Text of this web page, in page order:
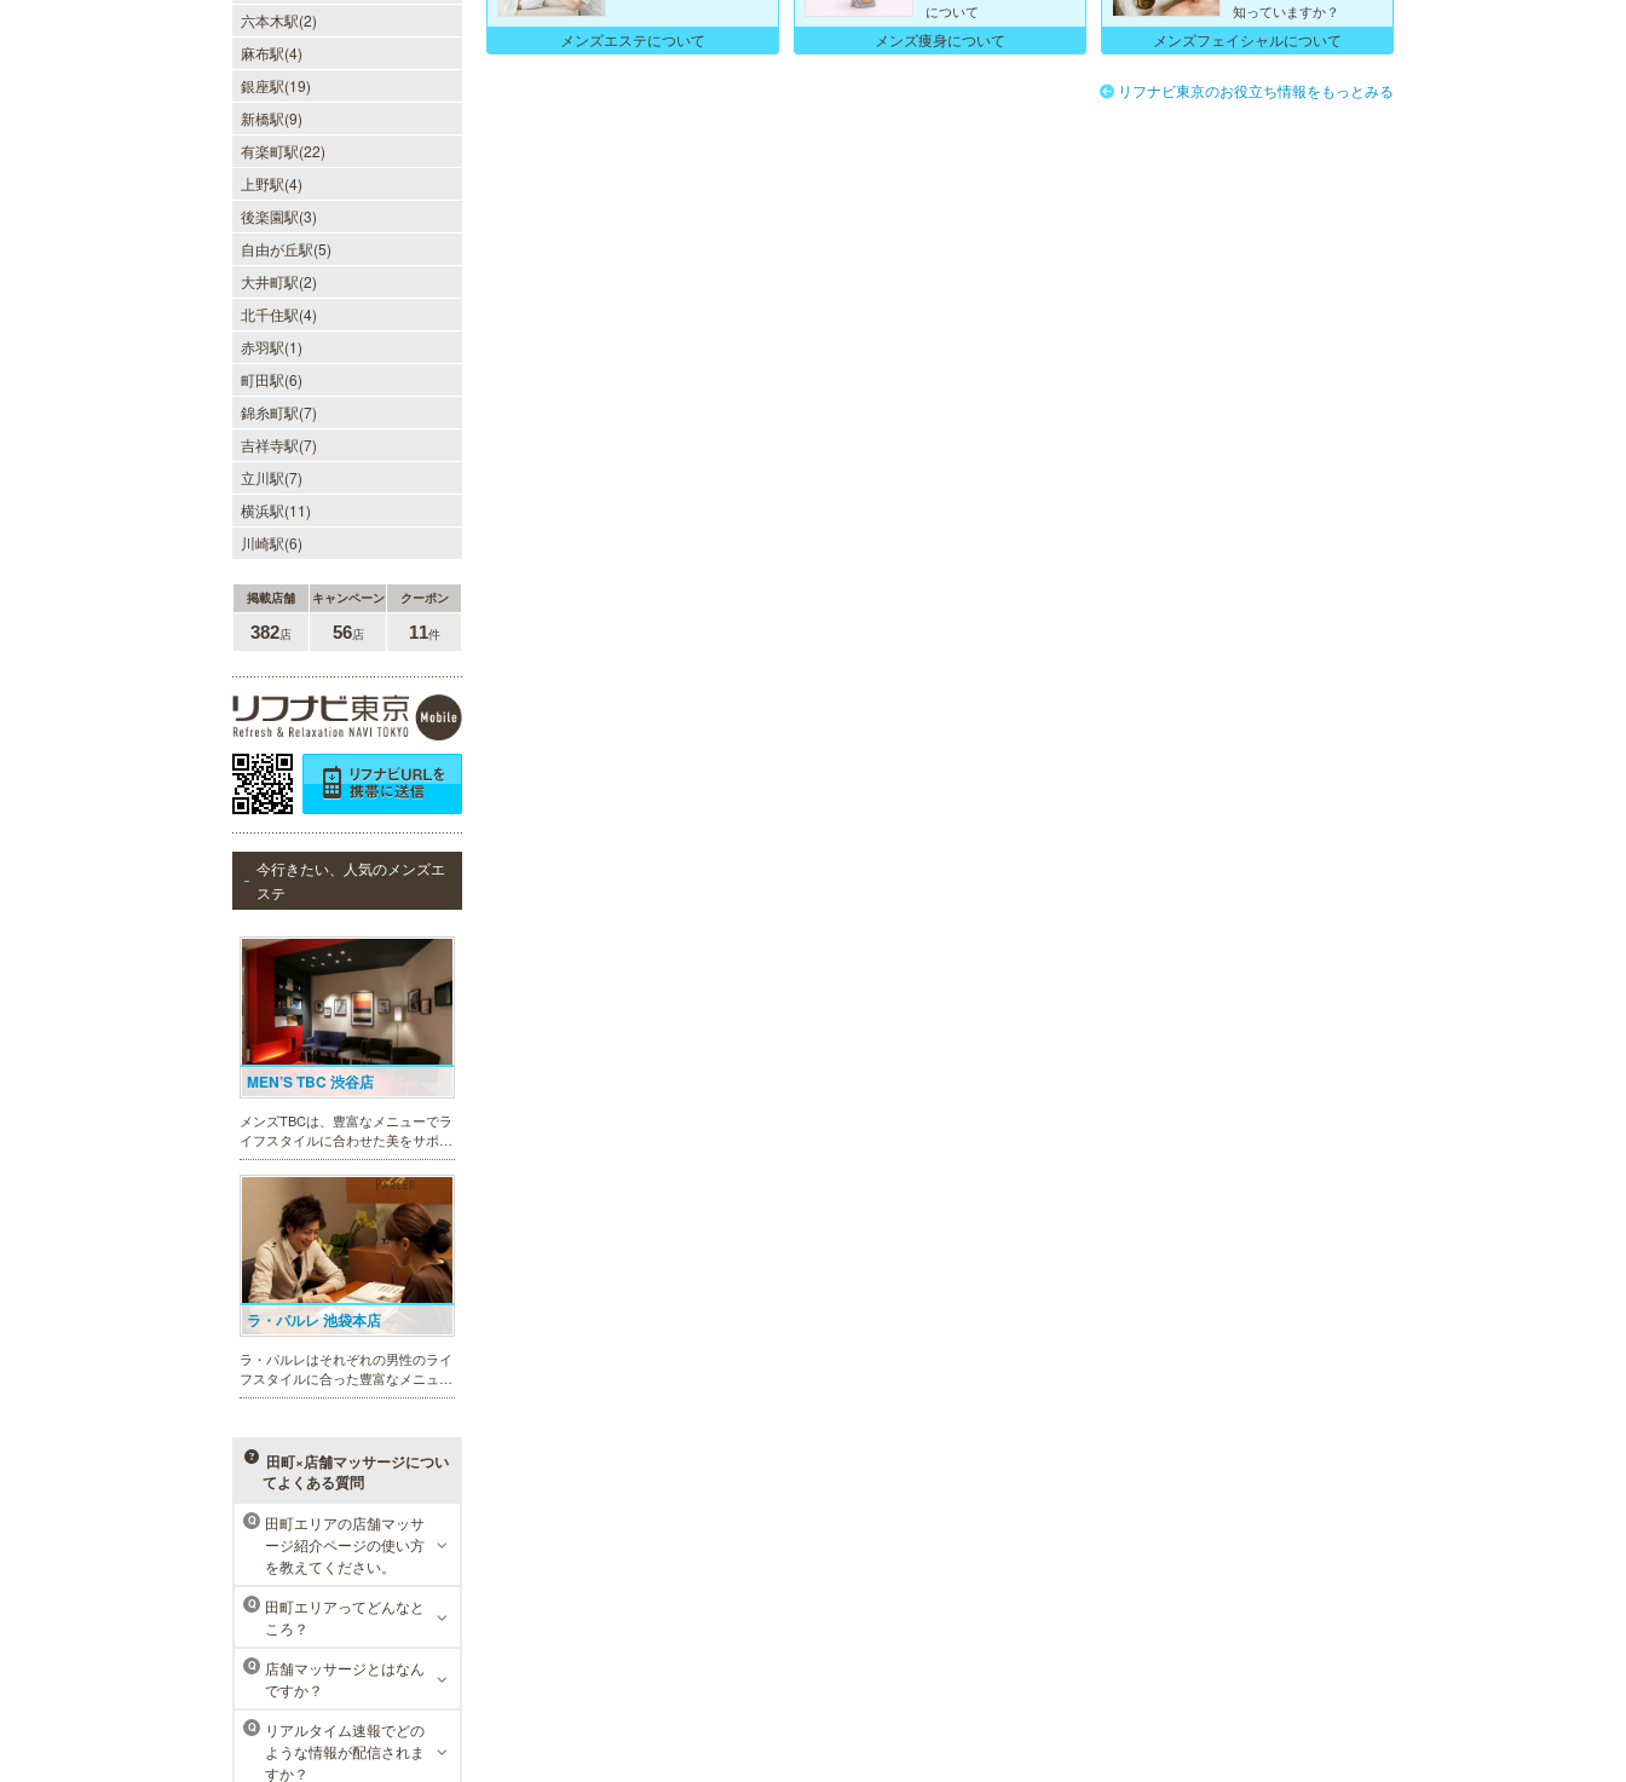
六本木駅(2)
麻布駅(4)
銀座駅(19)
新橋駅(9)
有楽町駅(22)
上野駅(4)
後楽園駅(3)
自由が丘駅(5)
大井町駅(2)
北千住駅(4)
赤羽駅(1)
町田駅(6)
錦糸町駅(7)
吉祥寺駅(7)
立川駅(7)
横浜駅(11)
川崎駅(6)
掲載店舗 キャンペーン クーポン
382店 56店 11件
今行きたい、人気のメンズエ
ステ
MEN’S TBC 渋谷店
メンズTBCは、豊富なメニューでラ
イフスタイルに合わせた美をサポー
トします。今男性にも人気の脱毛、
フェイシャルケア、引き締め他、各
種お得な体験コースもご用意。老舗
ならではの技術と実績が人気のひみ
つです。
ラ・パルレ 池袋本店
ラ・パルレはそれぞれの男性のライ
フスタイルに合った豊富なメニュー
で、男性の美をサポート。第一印象
も安心の体験コースも多数ご用意。
癒し本舗 東京店
専任の講師による研修をクリアし
た、技術力の高い 「本物のセラピ
スト」 のみ在籍しております。是
非、お気軽にお問い合わせくださ
い！
田町×店舗マッサージについ
てよくある質問
Q
田町エリアの店舗マッサ
ージ紹介ページの使い方
を教えてください。
Q
田町エリアってどんなと
ころ？
Q
店舗マッサージとはなん
ですか？
Q
リアルタイム速報でどの
ような情報が配信されま
すか？
メンズエステについて
について
メンズ痩身について
知っていますか？
メンズフェイシャルについて
リフナビ東京のお役立ち情報をもっとみる